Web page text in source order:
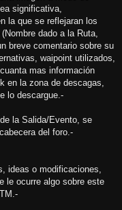
significativa,
la que se reflejaran los
dado a la Ruta,
breve comentario sobre su
waipoint utilizados,
mas información
en la zona de descagas,
lo descargue.-
la Salida/Evento, se
del foro.-
ideas o modificaciones,
le ocurre algo sobre este